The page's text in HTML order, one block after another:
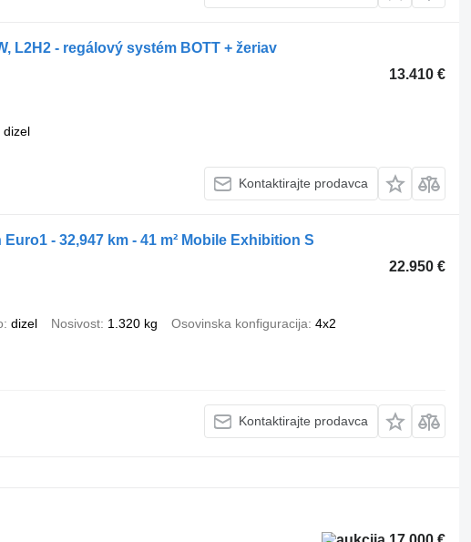
L2H2 - regálový systém BOTT + žeriav
13.410 €
dizel
Kontaktirajte prodavca
- 32,947 km - 41 m² Mobile Exhibition S
22.950 €
dizel Nosivost 1.320 kg Osovinska konfiguracija 4x2
Kontaktirajte prodavca